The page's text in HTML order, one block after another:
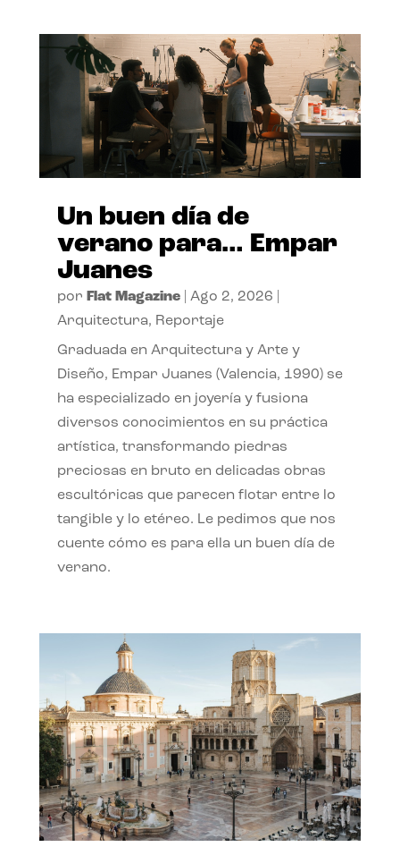
Un buen día de
verano para… Empar
Juanes
por Flat Magazine| Ago 2, 2026
Arquitectura, Reportaje
Graduada en Arquitectura y Arte y
Diseño, Empar Juanes (Valencia, 1990) se
ha especializado en joyería y fusiona
diversos conocimientos en su práctica
artística, transformando piedras
preciosas en bruto en delicadas obras
escultóricas que parecen flotar entre lo
tangible y lo etéreo. Le pedimos que nos
cuente cómo es para ella un buen día de
verano.